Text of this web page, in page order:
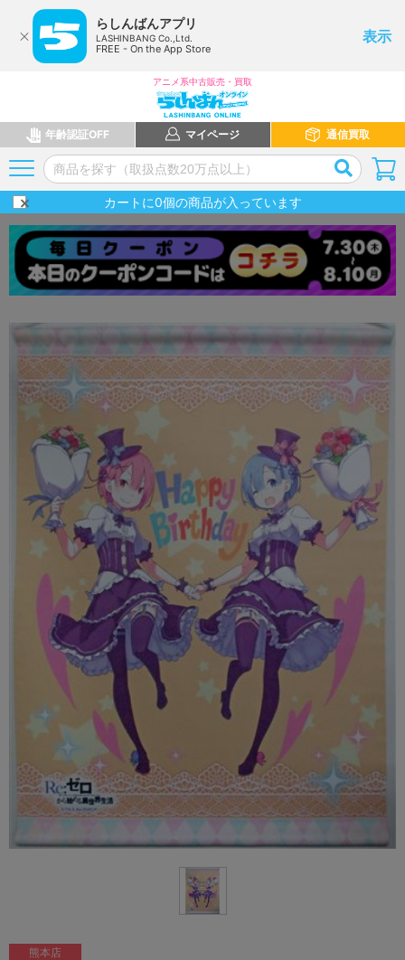
らしんばんアプリ
LASHINBANG Co.,Ltd.
FREE - On the App Store
表示
アニメ系中古販売・買取
年齢認証OFF マイページ 通信買取
カートに0個の商品が入っています
熊本店